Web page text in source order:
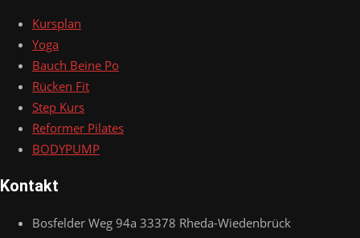
Kursplan
Yoga
Bauch Beine Po
Rücken Fit
Step Kurs
Reformer Pilates
BODYPUMP
Kontakt
Bosfelder Weg 94a 33378 Rheda-Wiedenbrück